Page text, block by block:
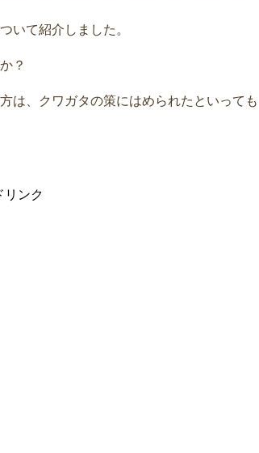
いて紹介しました。
？
は、クワガタの策にはめられたといっても
リンク